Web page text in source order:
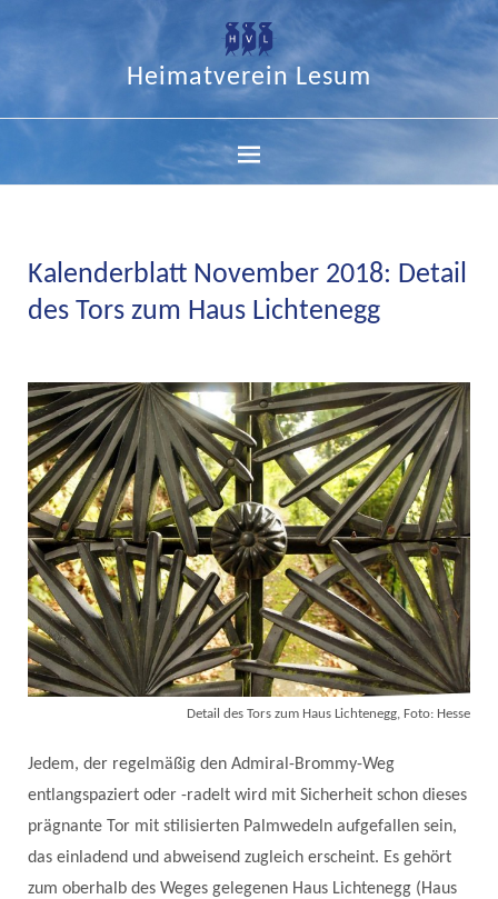
Heimatverein Lesum
Kalenderblatt November 2018: Detail
des Tors zum Haus Lichtenegg
Detail des Tors zum Haus Lichtenegg, Foto: Hesse
Jedem, der regelmäßig den Admiral-Brommy-Weg
entlangspaziert oder -radelt wird mit Sicherheit schon dieses
prägnante Tor mit stilisierten Palmwedeln aufgefallen sein,
das einladend und abweisend zugleich erscheint. Es gehört
zum oberhalb des Weges gelegenen Haus Lichtenegg (Haus